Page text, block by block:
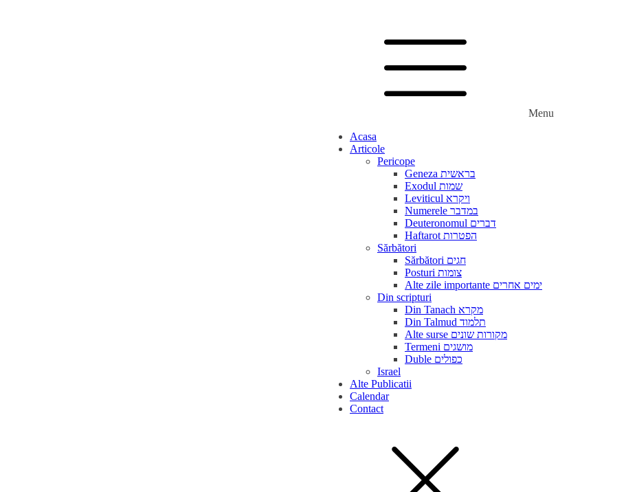
Menu
Acasa
Articole
Pericope
Geneza בראשית
Exodul שמות
Leviticul ויקרא
Numerele במדבר
Deuteronomul דברים
Haftarot הפטרות
Sărbători
Sărbători חגים
Posturi צומות
Alte zile importante ימים אחרים
Din scripturi
Din Tanach מקרא
Din Talmud תלמוד
Alte surse מקורות שונים
Termeni מושגים
Duble כפולים
Israel
Alte Publicatii
Calendar
Contact